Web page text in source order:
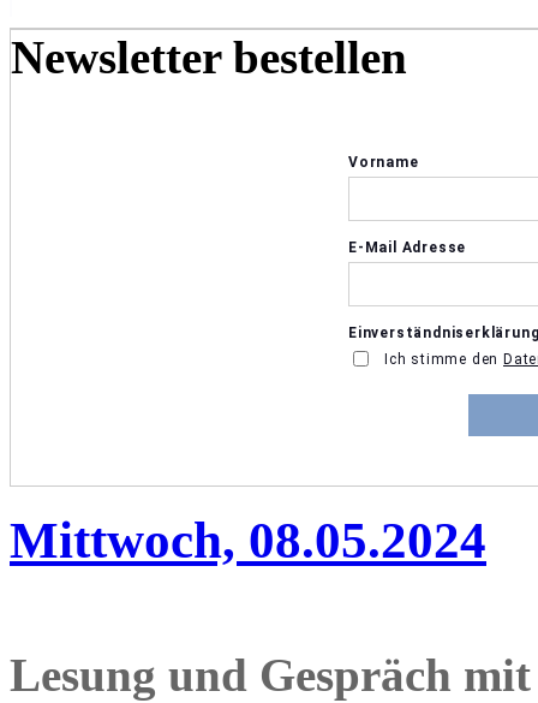
Newsletter bestellen
Mittwoch, 08.05.2024
Lesung und Gespräch